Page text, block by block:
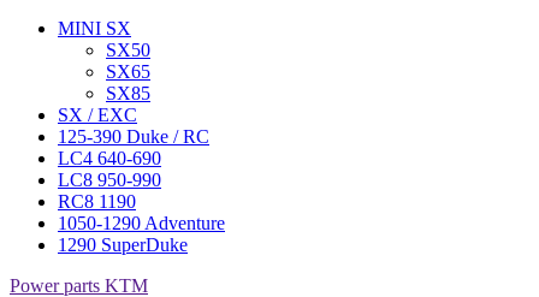
MINI SX
SX50
SX65
SX85
SX / EXC
125-390 Duke / RC
LC4 640-690
LC8 950-990
RC8 1190
1050-1290 Adventure
1290 SuperDuke
Power parts KTM